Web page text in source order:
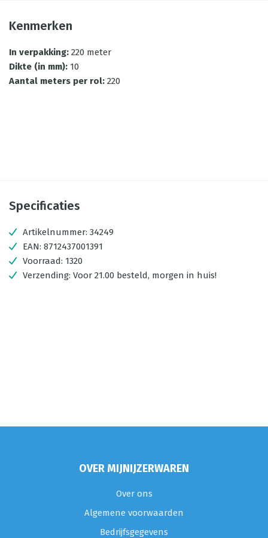
Kenmerken
In verpakking: 220 meter
Dikte (in mm): 10
Aantal meters per rol: 220
Specificaties
Artikelnummer: 34249
EAN: 8712437001391
Voorraad: 1320
Verzending: Voor 21.00 besteld, morgen in huis!
OVER MIJNIJZERWAREN
Over ons
Algemene voorwaarden
Bedrijfsgegevens